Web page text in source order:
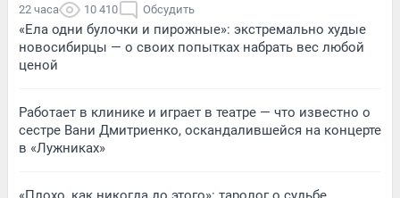
22 часа 10 410 Обсудить
«Ела одни булочки и пирожные»: экстремально худые
новосибирцы — о своих попытках набрать вес любой
ценой
Работает в клинике и играет в театре — что известно о
сестре Вани Дмитриенко, оскандалившейся на концерте
в «Лужниках»